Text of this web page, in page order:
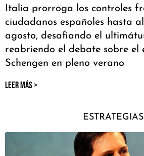
Italia prorroga los controles
ciudadanos españoles hasta
agosto, desafiando el
reabriendo el debate sobre el
Schengen en pleno verano
LEER MÁS >
ESTRATEGIAS